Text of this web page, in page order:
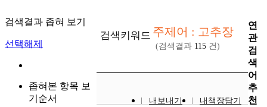
검색결과 좁혀 보기
선택해제
좁혀본 항목 보
기순서
검색키워드 주제어 : 고추장
(검색결과 115 건)
내보내기
내책장담기
연
관
검
색
어
추
천